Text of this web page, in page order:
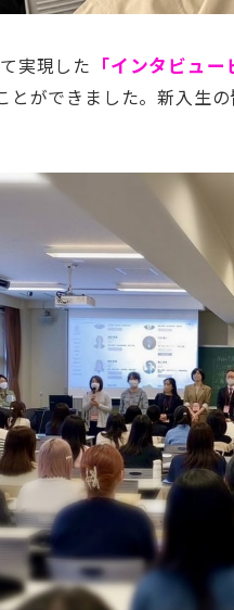
実現した 「インタビュー
とができました。新入生